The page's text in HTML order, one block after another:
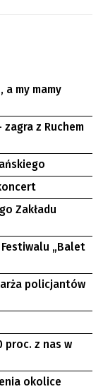
a my mamy
z Ruchem
Zakładu
„Balet
policjantów
proc. z nas w
okolice